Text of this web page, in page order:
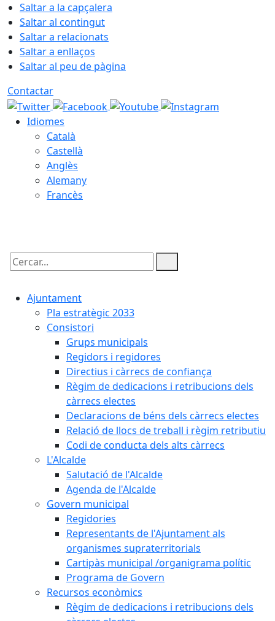
Saltar a la capçalera
Saltar al contingut
Saltar a relacionats
Saltar a enllaços
Saltar al peu de pàgina
Contactar
Idiomes
Català
Castellà
Anglès
Alemany
Francès
Cercar:
Ajuntament
Pla estratègic 2033
Consistori
Grups municipals
Regidors i regidores
Directius i càrrecs de confiança
Règim de dedicacions i retribucions dels
càrrecs electes
Declaracions de béns dels càrrecs electes
Relació de llocs de treball i règim retributiu
Codi de conducta dels alts càrrecs
L'Alcalde
Salutació de l'Alcalde
Agenda de l'Alcalde
Govern municipal
Regidories
Representants de l'Ajuntament als
organismes supraterritorials
Cartipàs municipal /organigrama polític
Programa de Govern
Recursos econòmics
Règim de dedicacions i retribucions dels